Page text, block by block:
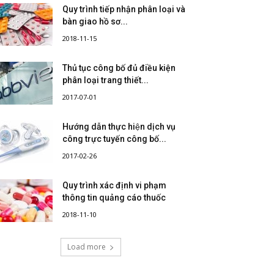
Quy trình tiếp nhận phân loại và
bàn giao hồ sơ...
2018-11-15
Thủ tục công bố đủ điều kiện
phân loại trang thiết...
2017-07-01
Hướng dẫn thực hiện dịch vụ
công trực tuyến công bố...
2017-02-26
Quy trình xác định vi phạm
thông tin quảng cáo thuốc
2018-11-10
Load more